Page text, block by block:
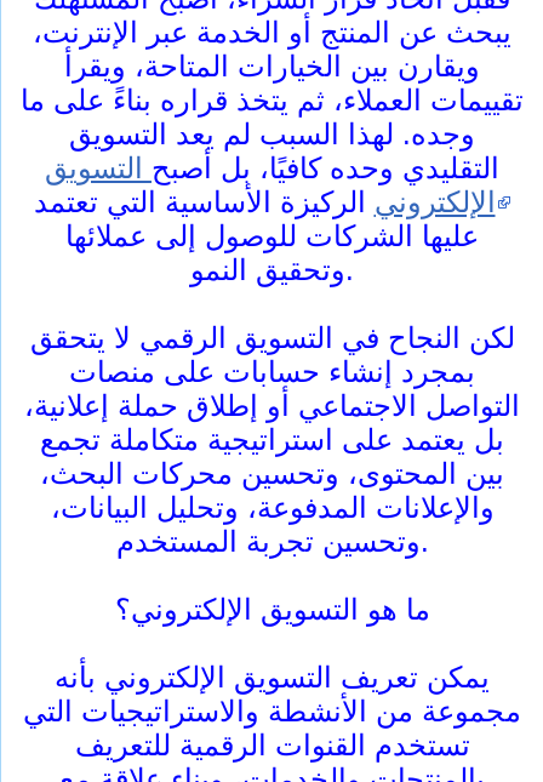
يبحث عن المنتج أو الخدمة عبر الإنترنت،
ويقارن بين الخيارات المتاحة، ويقرأ
تقييمات العملاء، ثم يتخذ قراره بناءً على ما
وجده. لهذا السبب لم يعد التسويق
التقليدي وحده كافيًا، بل أصبح التسويق
الإلكتروني الركيزة الأساسية التي تعتمد
عليها الشركات للوصول إلى عملائها
وتحقيق النمو.
لكن النجاح في التسويق الرقمي لا يتحقق
بمجرد إنشاء حسابات على منصات
التواصل الاجتماعي أو إطلاق حملة إعلانية،
بل يعتمد على استراتيجية متكاملة تجمع
بين المحتوى، وتحسين محركات البحث،
والإعلانات المدفوعة، وتحليل البيانات،
وتحسين تجربة المستخدم.
ما هو التسويق الإلكتروني؟
يمكن تعريف التسويق الإلكتروني بأنه
مجموعة من الأنشطة والاستراتيجيات التي
تستخدم القنوات الرقمية للتعريف